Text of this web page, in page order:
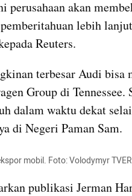
perusahaan akan
lebih
Reuters.
terbesar Audi
Group di
dalam waktu dekat
di Negeri Paman Sam.
mobil. Foto: Volodymyr
publikasi Jerman